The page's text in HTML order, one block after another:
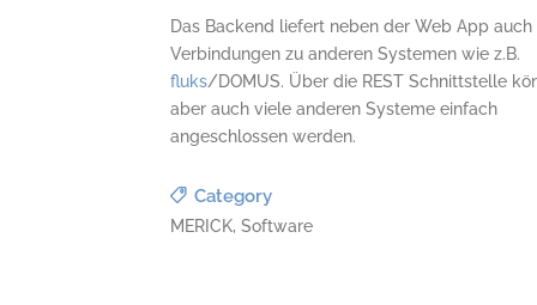
Das Backend liefert neben der Web App auch
Verbindungen zu anderen Systemen wie z.B.
fluks/DOMUS. Über die REST Schnittstelle
aber auch viele anderen Systeme einfach
angeschlossen werden.
Category
MERICK, Software